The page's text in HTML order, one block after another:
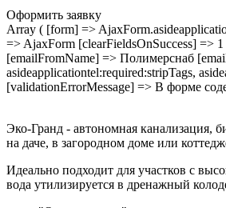
Оформить заявку
Array ( [form] =>
=> AjaxForm [clearFieldsOnSuccess] =>
[emailFromName] => Полимерснаб
asideapplicationtel:required:stripTags,
[validationErrorMessage] => В форме
Эко-Гранд - автономная канализация,
на даче, в загородном доме или
Идеально подходит для участков с
вода утилизируется в дренажный